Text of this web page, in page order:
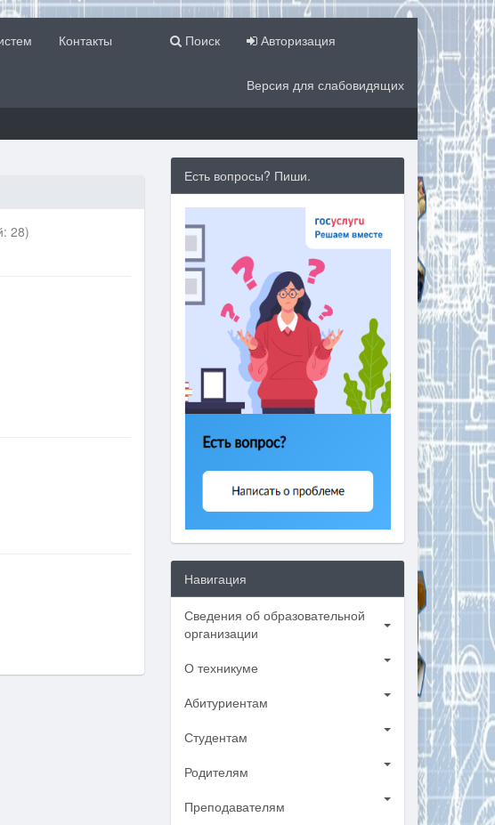
Контакты Поиск Авторизация
Версия для слабовидящих
28)
Есть вопросы? Пиши.
Навигация
Сведения об образовательной
организации
О техникуме
Абитуриентам
Студентам
Родителям
Преподавателям